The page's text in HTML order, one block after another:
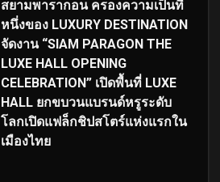
สยามพารากอน ครองความเป็นที่
หนึ่งของ LUXURY DESTINATION
จัดงาน “SIAM PARAGON THE
LUXE HALL OPENING
CELEBRATION” เปิดพื้นที่ LUXE
HALL ยกขบวนแบรนด์หรูระดับ
โลกเปิดแฟล็กชิปสโตร์แห่งแรกใน
เมืองไทย